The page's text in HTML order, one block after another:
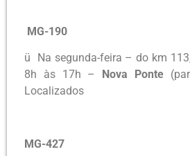
MG-190
ü Na segunda-feira – do km
8h às 17h – Nova Ponte
Localizados
MG-427